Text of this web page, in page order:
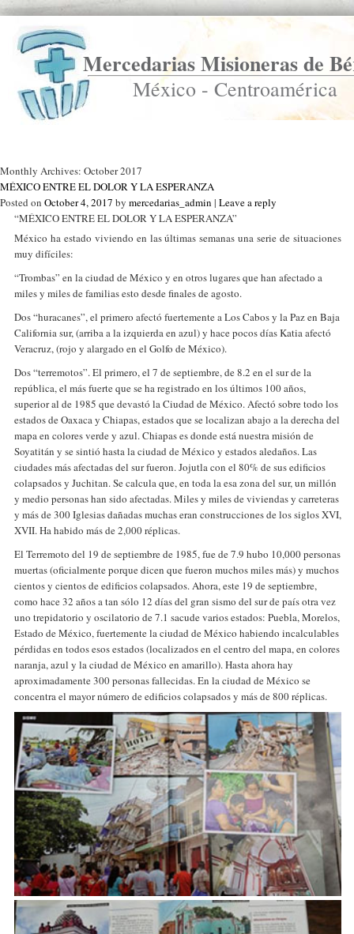
Mercedarias Misioneras de
México - Centroamérica
Monthly Archives: October 2017
MÉXICO ENTRE EL DOLOR Y LA ESPERANZA
Posted on October 4, 2017 by mercedarias_admin | Leave a reply
“MÉXICO ENTRE EL DOLOR Y LA ESPERANZA”
México ha estado viviendo en las últimas semanas una serie de situaciones
muy difíciles:
“Trombas” en la ciudad de México y en otros lugares que han afectado a
miles y miles de familias esto desde finales de agosto.
Dos “huracanes”, el primero afectó fuertemente a Los Cabos y la Paz en Baja
California sur, (arriba a la izquierda en azul) y hace pocos días Katia afectó
Veracruz, (rojo y alargado en el Golfo de México).
Dos “terremotos”. El primero, el 7 de septiembre, de 8.2 en el sur de la
república, el más fuerte que se ha registrado en los últimos 100 años,
superior al de 1985 que devastó la Ciudad de México. Afectó sobre todo los
estados de Oaxaca y Chiapas, estados que se localizan abajo a la derecha del
mapa en colores verde y azul. Chiapas es donde está nuestra misión de
Soyatitán y se sintió hasta la ciudad de México y estados aledaños. Las
ciudades más afectadas del sur fueron. Jojutla con el 80% de sus edificios
colapsados y Juchitan. Se calcula que, en toda la esa zona del sur, un millón
y medio personas han sido afectadas. Miles y miles de viviendas y carreteras
y más de 300 Iglesias dañadas muchas eran construcciones de los siglos XVI,
XVII. Ha habido más de 2,000 réplicas.
El Terremoto del 19 de septiembre de 1985, fue de 7.9 hubo 10,000 personas
muertas (oficialmente porque dicen que fueron muchos miles más) y muchos
cientos y cientos de edificios colapsados. Ahora, este 19 de septiembre,
como hace 32 años a tan sólo 12 días del gran sismo del sur de país otra vez
uno trepidatorio y oscilatorio de 7.1 sacude varios estados: Puebla, Morelos,
Estado de México, fuertemente la ciudad de México habiendo incalculables
pérdidas en todos esos estados (localizados en el centro del mapa, en colores
naranja, azul y la ciudad de México en amarillo). Hasta ahora hay
aproximadamente 300 personas fallecidas. En la ciudad de México se
concentra el mayor número de edificios colapsados y más de 800 réplicas.